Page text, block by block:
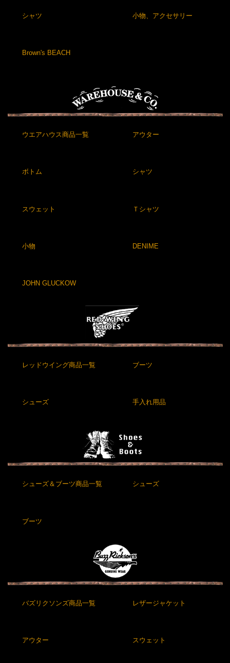
シャツ 小物、アクセサリー
Brown's BEACH
ウエアハウス商品一覧 アウター
ボトム シャツ
スウェット Ｔシャツ
小物 DENIME
JOHN GLUCKOW
レッドウイング商品一覧 ブーツ
シューズ 手入れ用品
シューズ＆ブーツ商品一覧 シューズ
ブーツ
バズリクソンズ商品一覧 レザージャケット
アウター スウェット